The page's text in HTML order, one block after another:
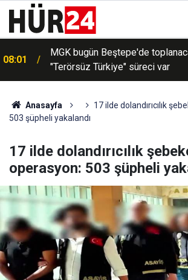
08:01
MGK bugün Beştepe'de
"Terörsüz Türkiye" süreci var
Anasayfa
17 ilde dolandırıcılık
503 şüpheli yakalandı
17 ilde dolandırıcılık
operasyon: 503 şüpheli